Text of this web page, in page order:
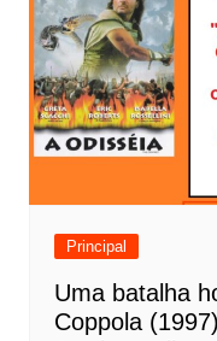
g
a
ç
ã
o
d
Principal
Uma batalha
Coppola